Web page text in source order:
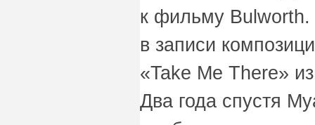
к фильму Bulworth.
в записи
«Take Me There»
Два года спустя